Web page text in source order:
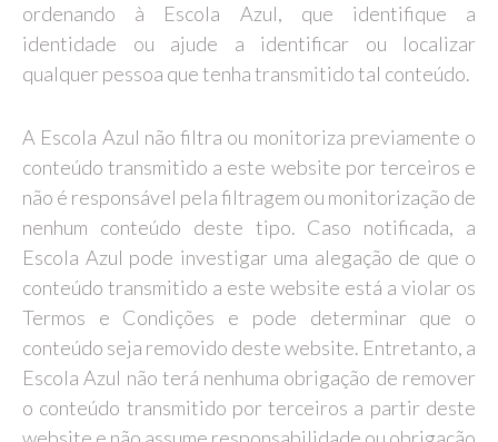
ordenando à Escola Azul, que identifique a
identidade ou ajude a identificar ou localizar
qualquer pessoa que tenha transmitido tal conteúdo.
A Escola Azul não filtra ou monitoriza previamente o
conteúdo transmitido a este website por terceiros e
não é responsável pela filtragem ou monitorização de
nenhum conteúdo deste tipo. Caso notificada, a
Escola Azul pode investigar uma alegação de que o
conteúdo transmitido a este website está a violar os
Termos e Condições e pode determinar que o
conteúdo seja removido deste website. Entretanto, a
Escola Azul não terá nenhuma obrigação de remover
o conteúdo transmitido por terceiros a partir deste